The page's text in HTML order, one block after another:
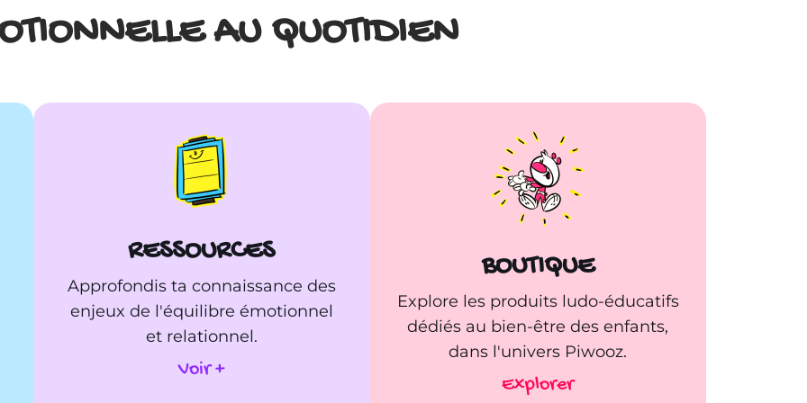
AU QUOTIDIEN
RESSOURCES
Approfondis ta connaissance des
enjeux de l'équilibre émotionnel
et relationnel.
Voir +
BOUTIQUE
Explore les produits ludo-éducatifs
dédiés au bien-être des enfants,
dans l'univers Piwooz.
Explorer